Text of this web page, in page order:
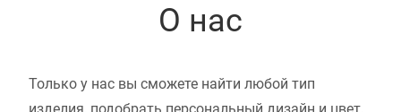
О нас
Только у нас вы сможете найти любой тип
изделия, подобрать персональный дизайн и цвет,